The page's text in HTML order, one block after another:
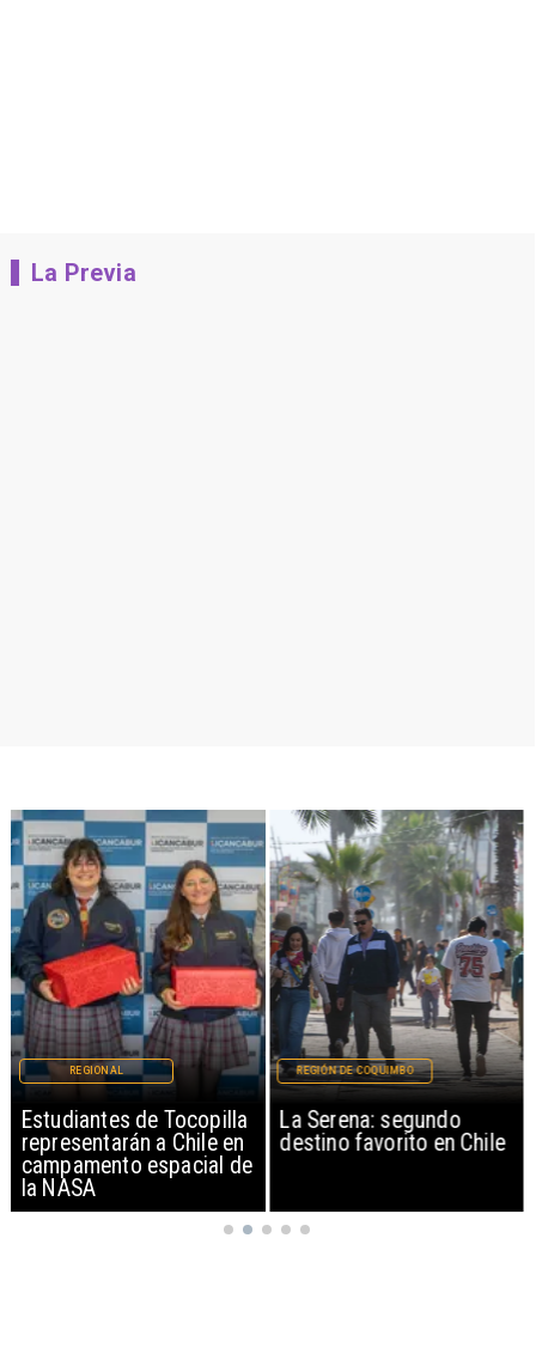
La Previa
Estudiantes de Tocopilla
representarán a Chile en
campamento espacial de
la NASA
REGIONAL
La Serena: segundo
destino favorito en Chile
REGIÓN DE COQUIMBO